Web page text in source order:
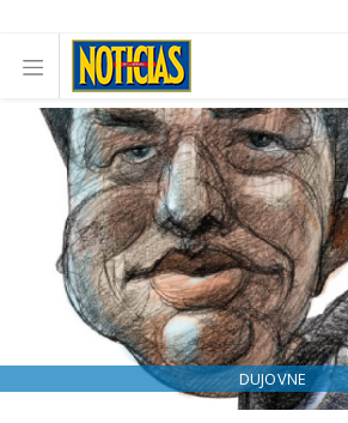
DUJOVNE